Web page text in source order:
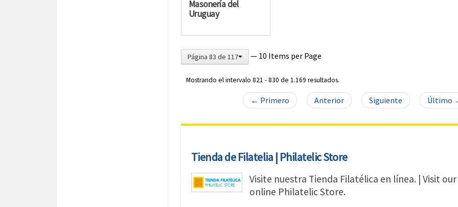
Masonería del
Uruguay
Página 83 de 117 — 10 Items per Page
Mostrando el intervalo 821 - 830 de 1.169 resultados.
← Primero Anterior Siguiente Último
Tienda de Filatelia | Philatelic Store
Visite nuestra Tienda Filatélica en línea. | Visit our
online Philatelic Store.